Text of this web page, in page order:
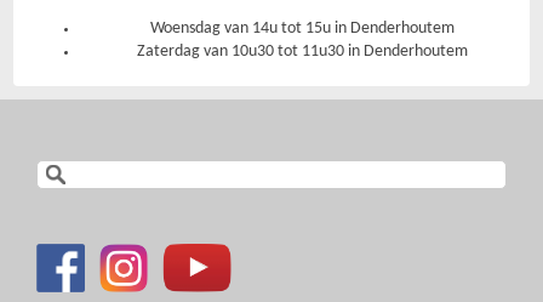
Woensdag van 14u tot 15u in Denderhoutem
Zaterdag van 10u30 tot 11u30 in Denderhoutem